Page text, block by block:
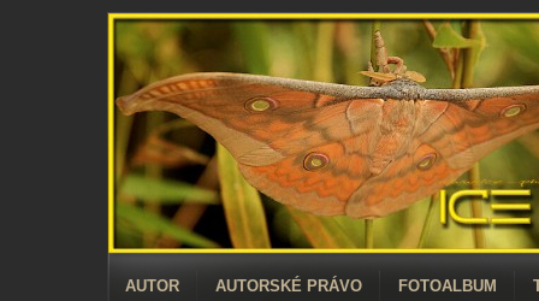
AUTOR AUTORSKÉ PRÁVO FOTOALBUM